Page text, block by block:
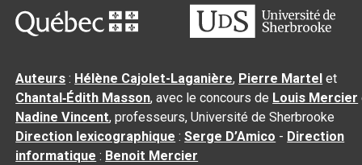
Auteurs : Hélène Cajolet-Laganière, Pierre Martel et
Chantal‑Édith Masson, avec le concours de Louis Mercier
Nadine Vincent, professeurs, Université de Sherbrooke
Direction lexicographique :Serge D’Amico - Direction
informatique : Benoit Mercier